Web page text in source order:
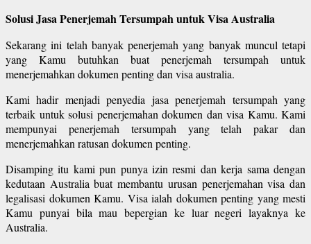
Solusi Jasa Penerjemah Tersumpah untuk Visa Australia
Sekarang ini telah banyak penerjemah yang banyak muncul tetapi
yang Kamu butuhkan buat penerjemah tersumpah untuk
menerjemahkan dokumen penting dan visa australia.
Kami hadir menjadi penyedia jasa penerjemah tersumpah yang
terbaik untuk solusi penerjemahan dokumen dan visa Kamu. Kami
mempunyai penerjemah tersumpah yang telah pakar dan
menerjemahkan ratusan dokumen penting.
Disamping itu kami pun punya izin resmi dan kerja sama dengan
kedutaan Australia buat membantu urusan penerjemahan visa dan
legalisasi dokumen Kamu. Visa ialah dokumen penting yang mesti
Kamu punyai bila mau bepergian ke luar negeri layaknya ke
Australia.